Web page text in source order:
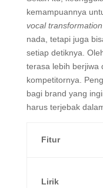
kemampuannya
vocal transformation
nada, tetapi juga
setiap detiknya.
terasa lebih berjiwa
kompetitornya.
bagi brand yang
harus terjebak
Fitur
Lirik